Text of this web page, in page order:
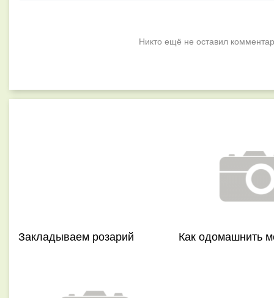
Никто ещё не оставил
Закладываем розарий Как одомашнить